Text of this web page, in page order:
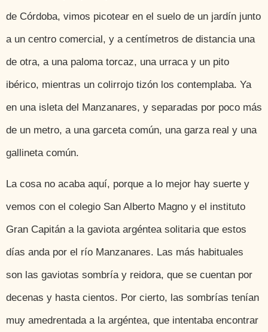
de Córdoba, vimos picotear en el suelo de un jardín junto
a un centro comercial, y a centímetros de distancia una
de otra, a una paloma torcaz, una urraca y un pito
ibérico, mientras un colirrojo tizón los contemplaba. Ya
en una isleta del Manzanares, y separadas por poco más
de un metro, a una garceta común, una garza real y una
gallineta común.
La cosa no acaba aquí, porque a lo mejor hay suerte y
vemos con el colegio San Alberto Magno y el instituto
Gran Capitán a la gaviota argéntea solitaria que estos
días anda por el río Manzanares. Las más habituales
son las gaviotas sombría y reidora, que se cuentan por
decenas y hasta cientos. Por cierto, las sombrías tenían
muy amedrentada a la argéntea, que intentaba encontrar